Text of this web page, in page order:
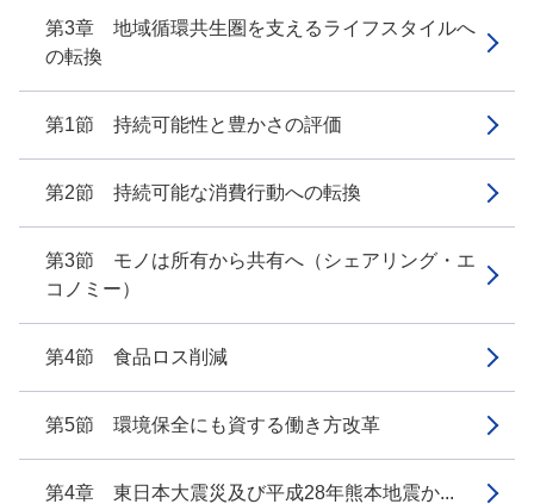
第3章 地域循環共生圏を支えるライフスタイルへ
の転換
第1節 持続可能性と豊かさの評価
第2節 持続可能な消費行動への転換
第3節 モノは所有から共有へ（シェアリング・エ
コノミー）
第4節 食品ロス削減
第5節 環境保全にも資する働き方改革
第4章 東日本大震災及び平成28年熊本地震か...